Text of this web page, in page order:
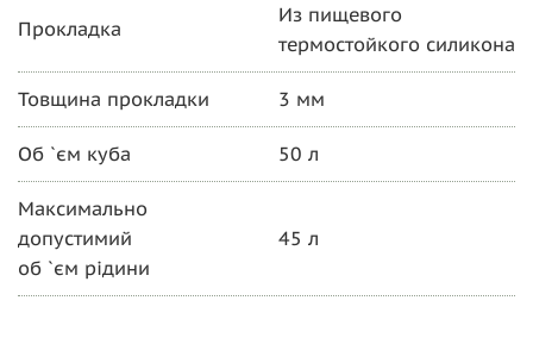
Прокладка
Из пищевого
термостойкого силикона
Товщина прокладки 3 мм
Об `єм куба 50 л
Максимально
допустимий
об `єм рідини
45 л